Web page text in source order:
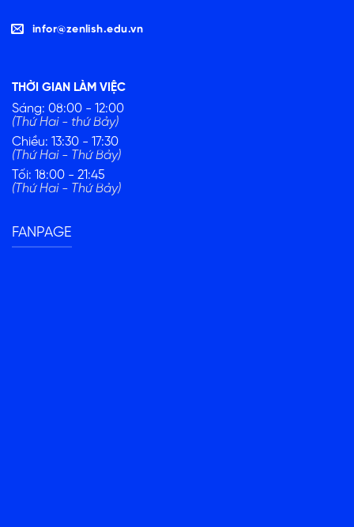
infor@zenlish.edu.vn
THỜI GIAN LÀM VIỆC
Sáng: 08:00 - 12:00
(Thứ Hai - thứ Bảy)
Chiều: 13:30 - 17:30
(Thứ Hai - Thứ Bảy)
Tối: 18:00 - 21:45
(Thứ Hai - Thứ Bảy)
FANPAGE